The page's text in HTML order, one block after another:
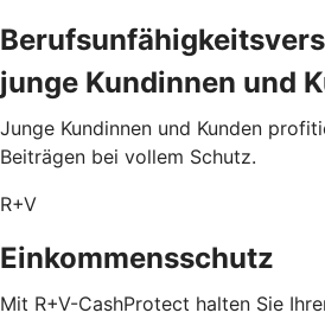
junge Kundinnen und
Junge Kundinnen und Kunden
Beiträgen bei vollem Schutz.
R+V
Einkommensschutz
Mit R+V-CashProtect halten Sie